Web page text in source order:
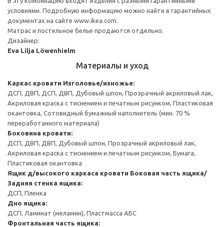
условиями. Подробную информацию можно найти в гарантийных
документах на сайте www.ikea.com.
Матрас и постельное белье продаются отдельно.
Дизайнер:
Eva Lilja Löwenhielm
Материалы и уход
Каркас кровати Изголовье/изножье:
ДСП, ДВП, ДСП, ДВП, Дубовый шпон, Прозрачный акриловый лак,
Акриловая краска с тиснением и печатным рисунком, Пластиковая
окантовка, Сотовидный бумажный наполнитель (мин. 70 %
переработанного материала)
Боковина кровати:
ДСП, ДВП, ДВП, Дубовый шпон, Прозрачный акриловый лак,
Акриловая краска с тиснением и печатным рисунком, Бумага,
Пластиковая окантовка
Ящик д/высокого каркаса кровати Боковая часть ящика/
Задняя стенка ящика:
ДСП, Пленка
Дно ящика:
ДСП, Ламинат (меламин), Пластмасса АБС
Фронтальная часть ящика: